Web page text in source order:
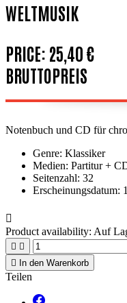
WELTMUSIK
PRICE: 25,40 €
BRUTTOPREIS
Notenbuch und CD für
Genre: Klassiker
Medien: Partitur +
Seitenzahl: 32
Erscheinungsdatum:

Product availability: Auf
 
 In den Warenkorb
Teilen